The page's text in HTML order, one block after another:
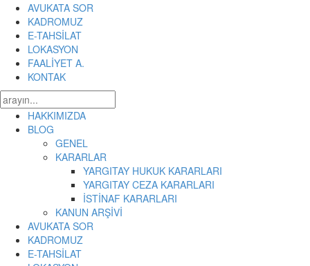
AVUKATA SOR
KADROMUZ
E-TAHSİLAT
LOKASYON
FAALİYET A.
KONTAK
HAKKIMIZDA
BLOG
GENEL
KARARLAR
YARGITAY HUKUK KARARLARI
YARGITAY CEZA KARARLARI
İSTİNAF KARARLARI
KANUN ARŞİVİ
AVUKATA SOR
KADROMUZ
E-TAHSİLAT